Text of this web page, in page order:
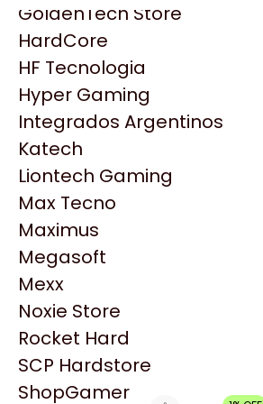
HP
HyperX
INNO3D
Intel
Kingston
Lenovo
Logitech
MSI
NVIDIA GeForce
NZXT
PNY
Palit
Philips
PowerColor
GoldenTech Store
HardCore
HF Tecnologia
Hyper Gaming
Integrados Argentinos
Katech
Liontech Gaming
Max Tecno
Maximus
Megasoft
Mexx
Noxie Store
Rocket Hard
SCP Hardstore
ShopGamer
Productos
Similares
Explorá más productos similares